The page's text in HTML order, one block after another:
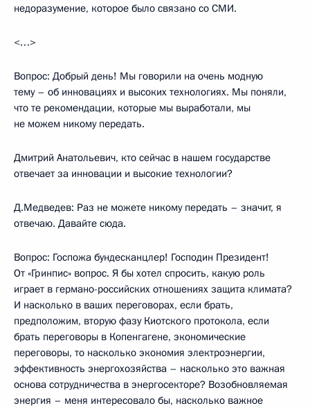
недоразумение, которое было связано со СМИ.
<…>
Вопрос: Добрый день! Мы говорили на очень модную
тему – об инновациях и высоких технологиях. Мы поняли,
что те рекомендации, которые мы выработали, мы
не можем никому передать.
Дмитрий Анатольевич, кто сейчас в нашем государстве
отвечает за инновации и высокие технологии?
Д.Медведев: Раз не можете никому передать – значит, я
отвечаю. Давайте сюда.
Вопрос: Госпожа бундесканцлер! Господин Президент!
От «Гринпис» вопрос. Я бы хотел спросить, какую роль
играет в германо-российских отношениях защита климата?
И насколько в ваших переговорах, если брать,
предположим, вторую фазу Киотского протокола, если
брать переговоры в Копенгагене, экономические
переговоры, то насколько экономия электроэнергии,
эффективность энергохозяйства – насколько это важная
основа сотрудничества в энергосекторе? Возобновляемая
энергия – меня интересовало бы, насколько важное